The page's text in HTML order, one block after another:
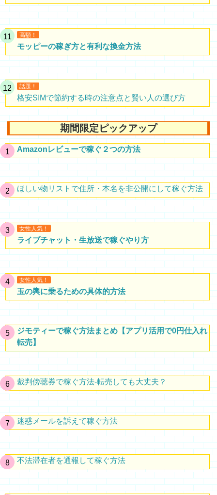
高額！
モッピーの稼ぎ方と有利な換金方法
話題！
格安SIMで節約する時の注意点と賢い人の選び方
期間限定ピックアップ
Amazonレビューで稼ぐ２つの方法
ほしい物リストで住所・本名を非公開にして稼ぐ方法
女性人気！
ライブチャット・生放送で稼ぐやり方
女性人気！
玉の輿に乗るための具体的方法
ジモティーで稼ぐ方法まとめ【アプリ活用で0円仕入れ
転売】
裁判傍聴券で稼ぐ方法-転売しても大丈夫？
迷惑メールを訴えて稼ぐ方法
不法滞在者を通報して稼ぐ方法